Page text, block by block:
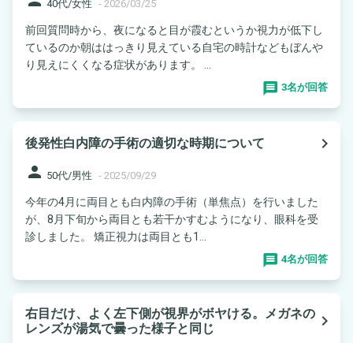
40代/女性 - 2026/03/25
前回質問時から、夜になると目が霞むというか視力が低下し
ているのか朝ははっきり見えている自宅の時計などもぼんや
り見えにくくなる症状があります。 ...
3名が回答
後発性白内障の手術の適切な時期について
navigate_next
person 50代/男性 - 2025/09/29
今年の4月に両目とも白内障の手術（単焦点）を行いました
が、8月下旬から両目とも若干かすむようになり、眼科を受
診しました。 矯正視力は両目とも1...
4名が回答
右目だけ、よく左下側が視界がボヤける。メガネの
レンズが湯気で曇った様子と同じ
navigate_next